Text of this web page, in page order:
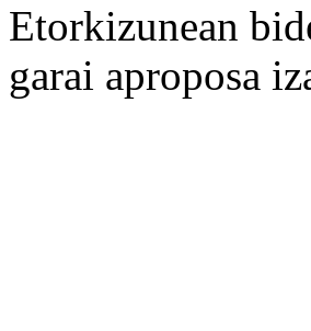
Etorkizunean
garai aproposa